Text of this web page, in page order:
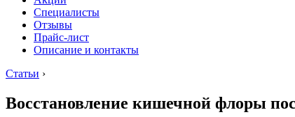
Специалисты
Отзывы
Прайс-лист
Описание и контакты
Статьи ›
Восстановление кишечной флоры